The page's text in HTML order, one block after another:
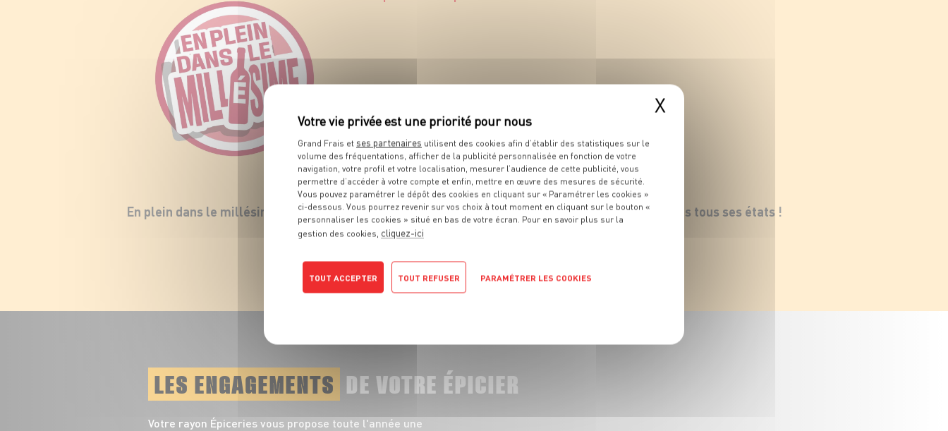
En plein dans le millésime !
Nos noix de cajou : naturelles,
responsables et pleines de saveurs
L'amande dans tous ses états !
TOUT VOIR
LES ENGAGEMENTS DE VOTRE ÉPICIER
Votre rayon Épiceries vous propose toute l'année une
X
Grand Frais et ses partenaires utilisent des cookies afin d’établir des statistiques sur le
volume des fréquentations, afficher de la publicité personnalisée en fonction de votre
navigation, votre profil et votre localisation, mesurer l’audience de cette publicité, vous
permettre d’accéder à votre compte et enfin, mettre en œuvre des mesures de sécurité.
Vous pouvez paramétrer le dépôt des cookies en cliquant sur « Paramétrer les cookies »
ci-dessous. Vous pourrez revenir sur vos choix à tout moment en cliquant sur le bouton «
personnaliser les cookies » situé en bas de votre écran. Pour en savoir plus sur la
gestion des cookies, cliquez-ici
TOUT ACCEPTER TOUT REFUSER PARAMÉTRER LES COOKIES